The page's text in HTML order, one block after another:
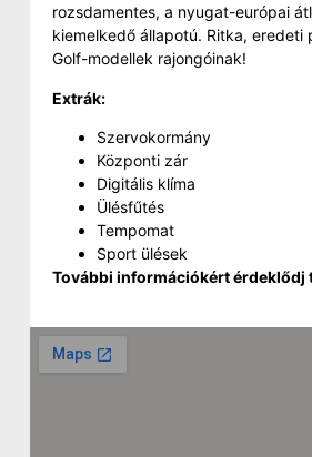
rozsdamentes, a nyugat-európai
kiemelkedő állapotú. Ritka, eredeti
Golf-modellek rajongóinak!
Extrák:
Szervokormány
Központi zár
Digitális klíma
Ülésfűtés
Tempomat
Sport ülések
További információkért érdeklődj